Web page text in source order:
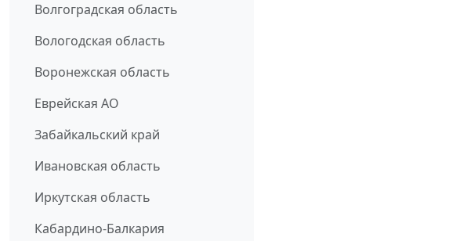
Волгоградская область
Вологодская область
Воронежская область
Еврейская АО
Забайкальский край
Ивановская область
Иркутская область
Кабардино-Балкария